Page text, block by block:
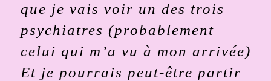
que je vais voir un des trois
psychiatres (probablement
celui qui m’a vu à mon arrivée)
Et je pourrais peut-être partir